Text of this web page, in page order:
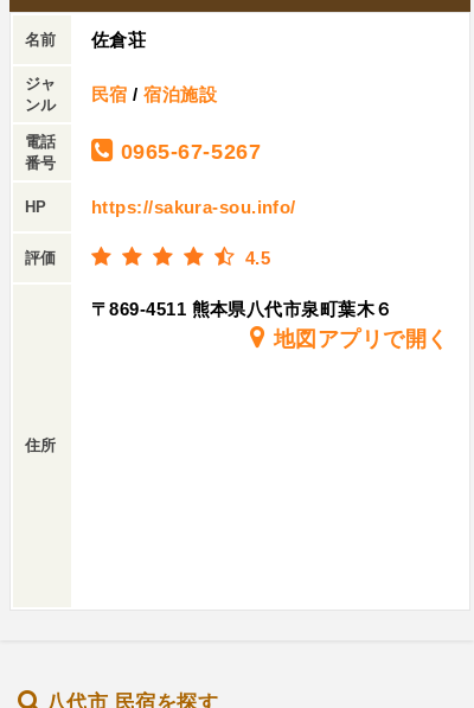
名前 佐倉荘
ジャ
ンル
民宿 /宿泊施設
電話
番号
0965-67-5267
HP https://sakura-sou.info/
評価 4.5
住所
〒869-4511 熊本県八代市泉町葉木６
地図アプリで開く
八代市 民宿を探す